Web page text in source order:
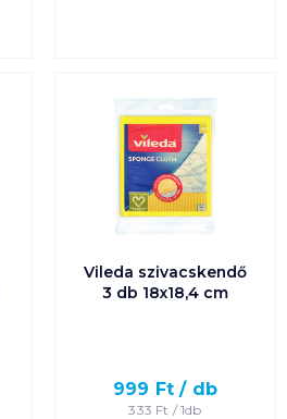
Vileda szivacskendő
3 db 18x18,4 cm
999 Ft / db
333 Ft /1db